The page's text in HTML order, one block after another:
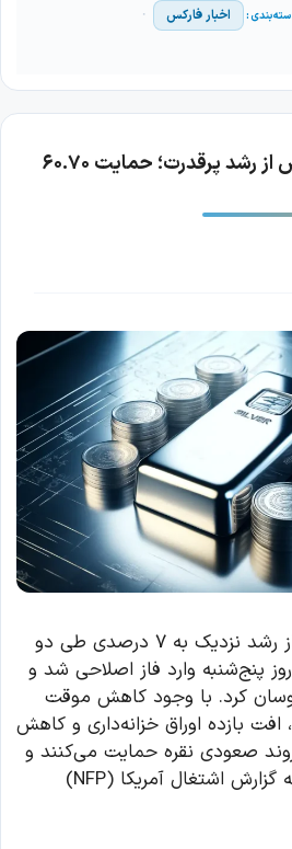
اخبار فارکس
اصلاح قیمت نقره پس از رشد پرقدرت؛ حمایت ۶۰.۷۰
قیمت جهانی نقره پس از رشد نزدیک به ۷ درصدی طی دو
پنج‌شنبه وارد فاز اصلاحی شد و
۶۱.۷۰ دلار نوسان کرد. با وجود کاهش موقت
بازده اوراق خزانه‌داری و کاهش
صعودی نقره حمایت می‌کنند و
نگاه معامله‌گران اکنون به گزارش اشتغال آمریکا (NFP)